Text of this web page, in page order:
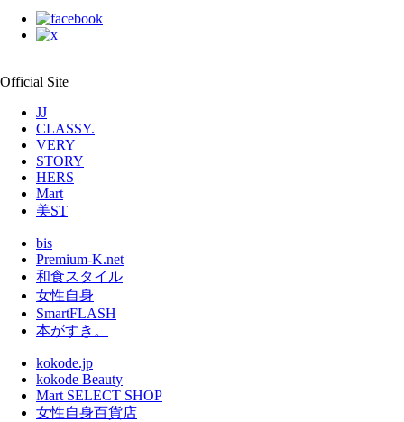
Official Site
JJ
CLASSY.
VERY
STORY
HERS
Mart
美ST
bis
Premium-K.net
和食スタイル
女性自身
SmartFLASH
本がすき。
kokode.jp
kokode Beauty
Mart SELECT SHOP
女性自身百貨店